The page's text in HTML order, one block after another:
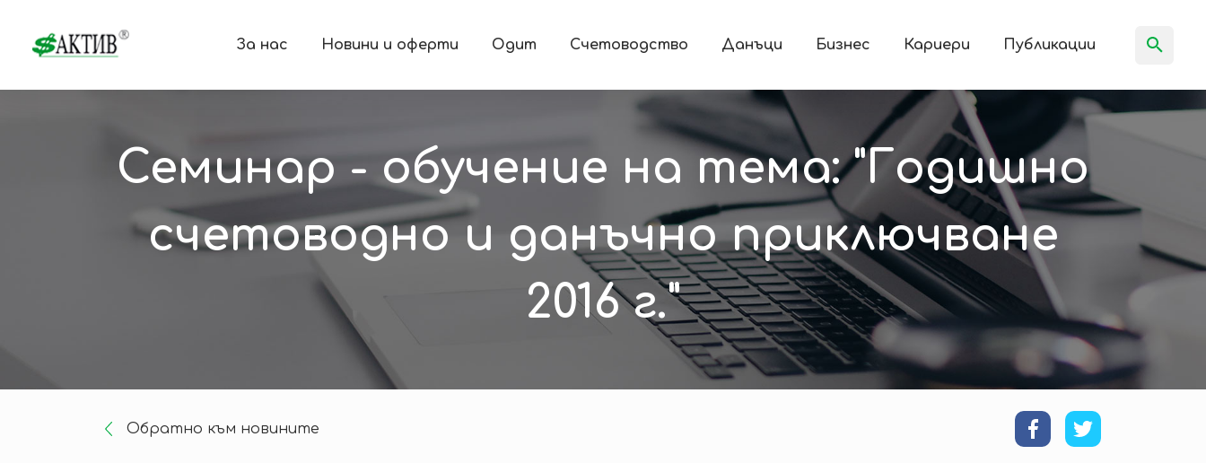
За нас Новини и оферти Одит Счетоводство Данъци Бизнес Кариери Публикации
Семинар - обучение на тема: "Годишно
счетоводно и данъчно приключване
2016 г."
Oбратно към новините